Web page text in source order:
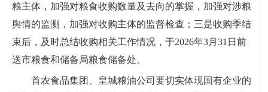
粮主体，加强对粮食收购数量及去向的掌握，加强对涉粮
舆情的监测，加强对收购主体的监督检查；三是收购季结
束后，及时总结收购相关工作情况，于2026年3月31日前
送市粮食和储备局粮食储备处。
首农食品集团、皇城粮油公司要切实体现国有企业的